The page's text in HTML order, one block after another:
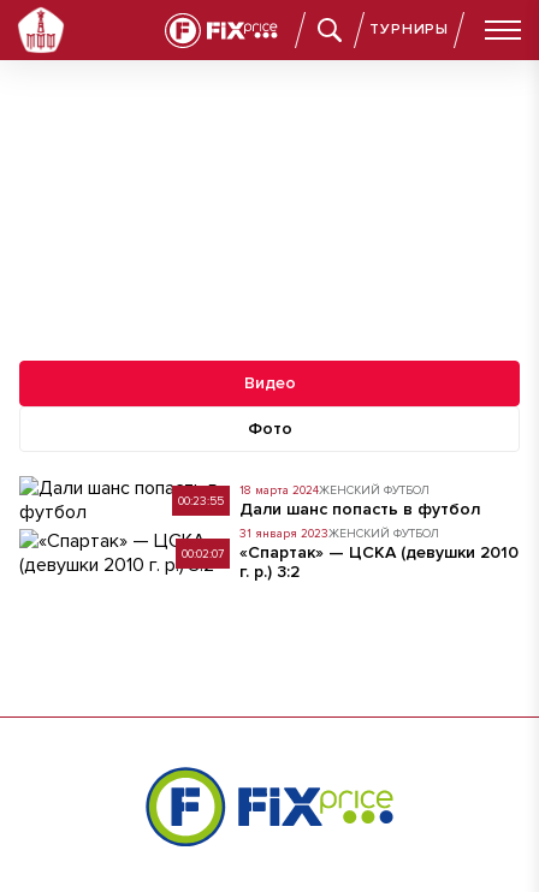
ТУРНИРЫ
Женский Футбол: медиа Видео
Фото
00:23:55
18 марта 2024ЖЕНСКИЙ ФУТБОЛ
Дали шанс попасть в футбол
00:02:07
31 января 2023ЖЕНСКИЙ ФУТБОЛ
«Спартак» — ЦСКА (девушки 2010
г. р.) 3:2